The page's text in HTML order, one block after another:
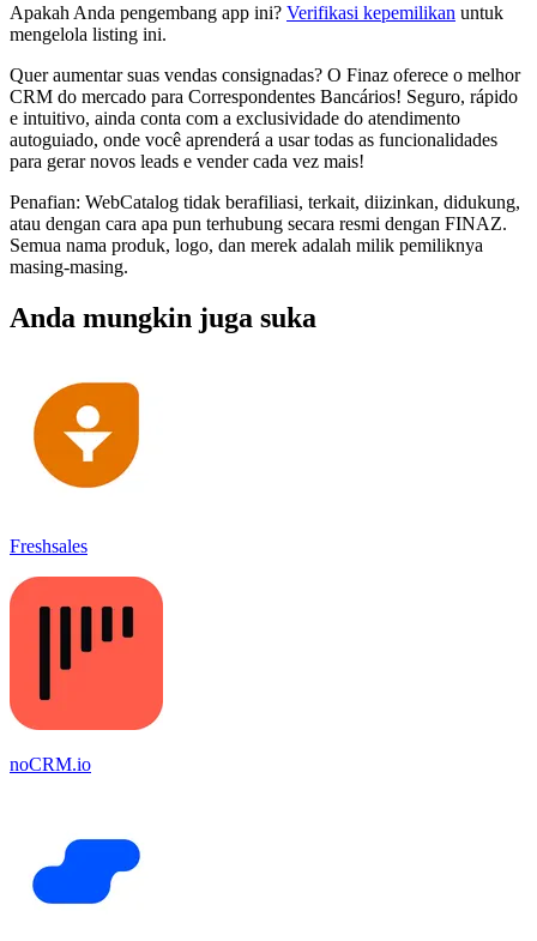
Apakah Anda pengembang app ini? Verifikasi kepemilikan untuk
mengelola listing ini.
Quer aumentar suas vendas consignadas? O Finaz oferece o melhor
CRM do mercado para Correspondentes Bancários! Seguro, rápido
e intuitivo, ainda conta com a exclusividade do atendimento
autoguiado, onde você aprenderá a usar todas as funcionalidades
para gerar novos leads e vender cada vez mais!
Penafian: WebCatalog tidak berafiliasi, terkait, diizinkan, didukung,
atau dengan cara apa pun terhubung secara resmi dengan FINAZ.
Semua nama produk, logo, dan merek adalah milik pemiliknya
masing-masing.
Anda mungkin juga suka
Freshsales
noCRM.io